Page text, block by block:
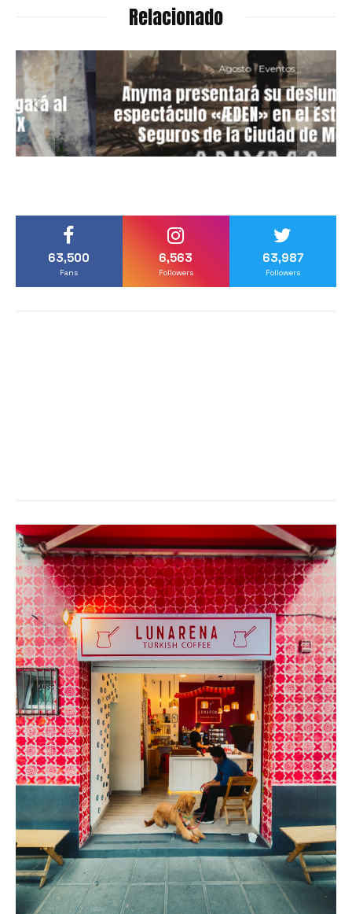
Relacionado
Agosto Eventos
Anyma presentará su deslumbrante
espectáculo «ÆDEN» en el Estadio GNP
Seguros de la Ciudad de México
63,500
Fans
6,563
Followers
63,987
Followers